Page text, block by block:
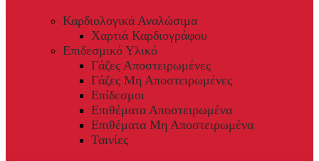
Καρδιολογικά Αναλώσιμα
Χαρτιά Καρδιογράφου
Επιδεσμικό Υλικό
Γάζες Αποστειρωμένες
Γάζες Μη Αποστειρωμένες
Επίδεσμοι
Επιθέματα Αποστειρωμένα
Επιθέματα Μη Αποστειρωμένα
Ταινίες